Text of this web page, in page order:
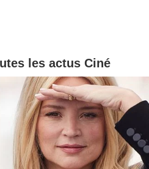
les actus Ciné